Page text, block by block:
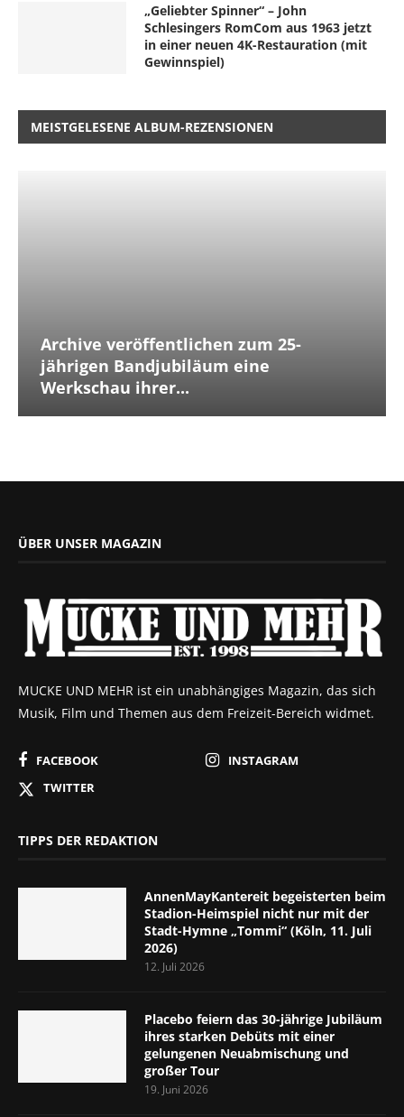
„Geliebter Spinner“ – John
Schlesingers RomCom aus 1963 jetzt
in einer neuen 4K-Restauration (mit
Gewinnspiel)
MEISTGELESENE ALBUM-REZENSIONEN
Archive veröffentlichen zum 25-
jährigen Bandjubiläum eine
Werkschau ihrer...
ÜBER UNSER MAGAZIN
MUCKE UND MEHR ist ein unabhängiges Magazin, das sich
Musik, Film und Themen aus dem Freizeit-Bereich widmet.
FACEBOOK
INSTAGRAM
TWITTER
TIPPS DER REDAKTION
AnnenMayKantereit begeisterten beim
Stadion-Heimspiel nicht nur mit der
Stadt-Hymne „Tommi“ (Köln, 11. Juli
2026)
12. Juli 2026
Placebo feiern das 30-jährige Jubiläum
ihres starken Debüts mit einer
gelungenen Neuabmischung und
großer Tour
19. Juni 2026